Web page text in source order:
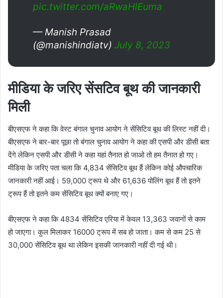
pic.twitter.com/aRwaHlEuma
— Manish Prasad
(@manishindiatv) July 8, 2023
मीडिया के जरिए सेंसटिव बूथ की जानकारी
मिली
बीएसएफ ने कहा कि वेस्ट बंगाल चुनाव आयोग ने सेंसिटिव बूथ की लिस्ट नहीं दी।
बीएसएफ ने बार-बार पूछा तो बंगाल चुनाव आयोग ने कहा की एसपी और डीसी बता
देंगे लेकिन एसपी और डीसी ने कहा यहां तैनात हो जाओ तो हम तैनात हो गए।
मीडिया के जरिए पता चला कि 4,834 सेंसिटिव बूथ हैं लेकिन कोई औपचारिक
जानकारी नहीं आई। 59,000 ट्रूप थे और 61,636 पोलिंग बूथ हैं तो इतने
ट्रूप हैं तो इतने कम सेंसिटिव बूथ क्यों बनाए गए।
बीएसएफ ने कहा कि 4834 सेंसिटिव एरिया में केवल 13,363 जवानों से काम
हो जाएगा। कुल मिलाकर 16000 ट्रूप में सब हो जाता। कम से कम 25 से
30,000 सेंसिटिव बूथ था लेकिन इसकी जानकारी नहीं दी गई थी।